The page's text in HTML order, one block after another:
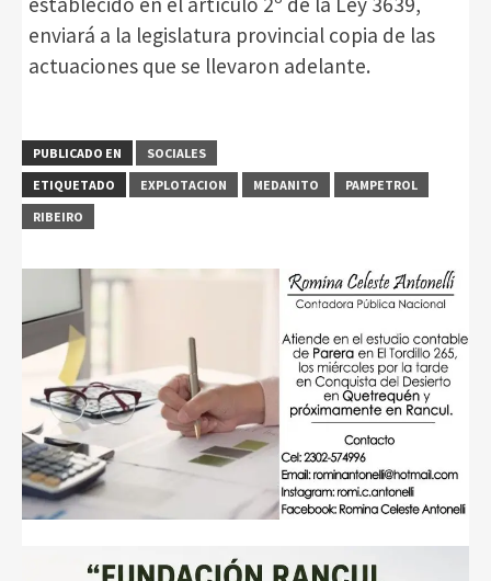
enviará a la legislatura provincial copia de las
actuaciones que se llevaron adelante.
PUBLICADO EN
SOCIALES
ETIQUETADO
EXPLOTACION MEDANITO
PAMPETROL
RIBEIRO